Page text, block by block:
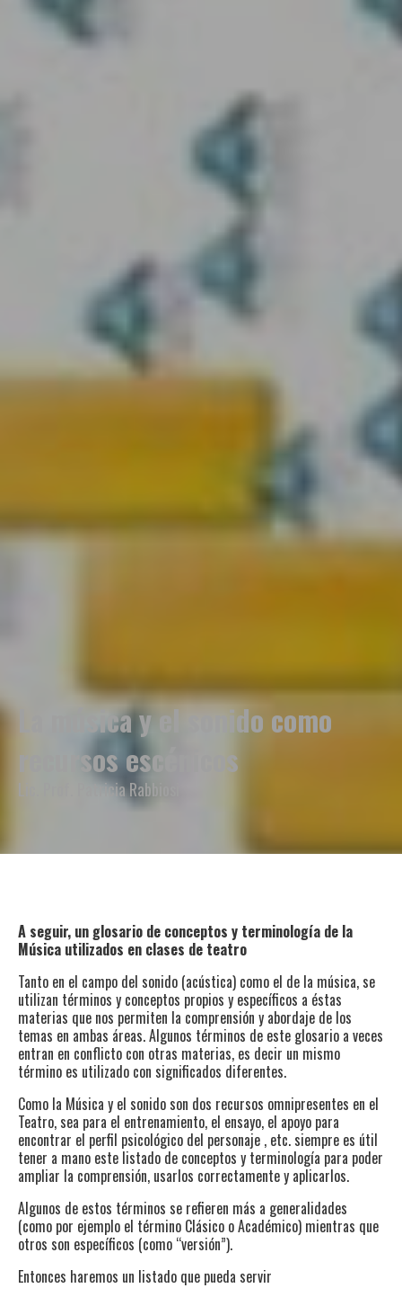
La música y el sonido como
recursos escénicos
Lic. Prof. Patricia Rabbiosi
A seguir, un glosario de conceptos y terminología de la
Música utilizados en clases de teatro
Tanto en el campo del sonido (acústica) como el de la música, se
utilizan términos y conceptos propios y específicos a éstas
materias que nos permiten la comprensión y abordaje de los
temas en ambas áreas. Algunos términos de este glosario a veces
entran en conflicto con otras materias, es decir un mismo
término es utilizado con significados diferentes.
Como la Música y el sonido son dos recursos omnipresentes en el
Teatro, sea para el entrenamiento, el ensayo, el apoyo para
encontrar el perfil psicológico del personaje , etc. siempre es útil
tener a mano este listado de conceptos y terminología para poder
ampliar la comprensión, usarlos correctamente y aplicarlos.
Algunos de estos términos se refieren más a generalidades
(como por ejemplo el término Clásico o Académico) mientras que
otros son específicos (como “versión”).
Entonces haremos un listado que pueda servir